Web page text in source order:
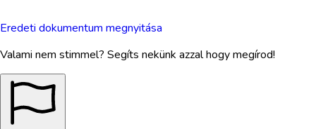
Eredeti dokumentum megnyitása
Valami nem stimmel? Segíts nekünk azzal hogy megírod!